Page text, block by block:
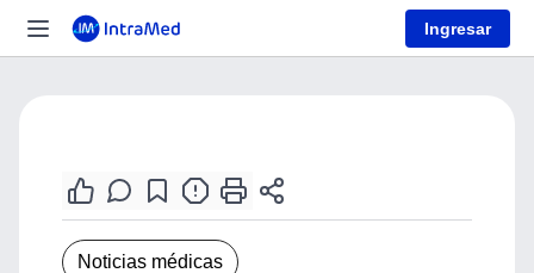
Ingresar
Noticias médicas